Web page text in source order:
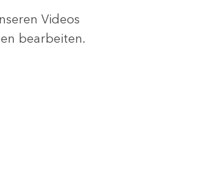
Videos
bearbeiten.